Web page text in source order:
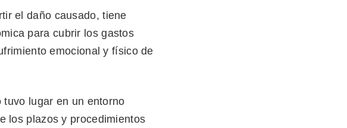
el daño causado, tiene
para cubrir los gastos
emocional y físico de
lugar en un entorno
los plazos y procedimientos